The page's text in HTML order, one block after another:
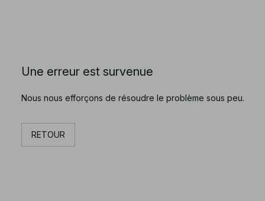
Une erreur est survenue
Nous nous efforçons de résoudre le problème sous peu.
RETOUR